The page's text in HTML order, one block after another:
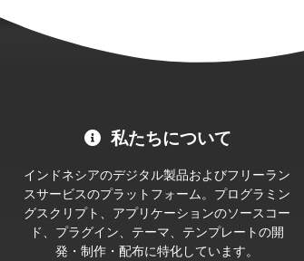
私たちについて
インドネシアのデジタル製品およびフリーラン
スサービスのプラットフォーム。プログラミン
グスクリプト、アプリケーションのソースコー
ド、プラグイン、テーマ、テンプレートの開
発・制作・配布に特化しています。